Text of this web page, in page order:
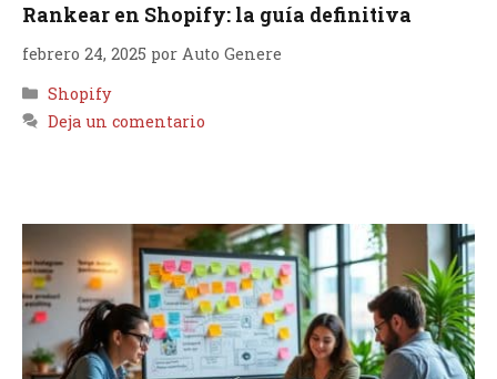
Rankear en Shopify: la guía definitiva
febrero 24, 2025 por Auto Genere
Categorías
Shopify
Deja un comentario